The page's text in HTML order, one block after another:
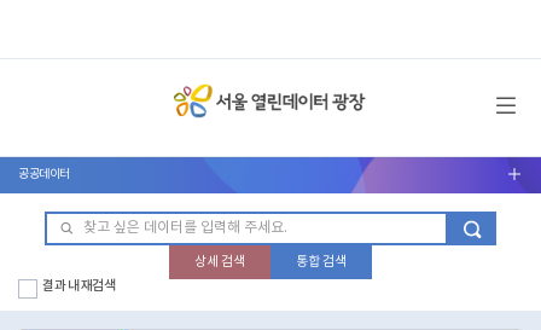
메뉴 열기
공공데이터 서브메뉴 열기
상세 검색
통합 검색
결과 내 재검색